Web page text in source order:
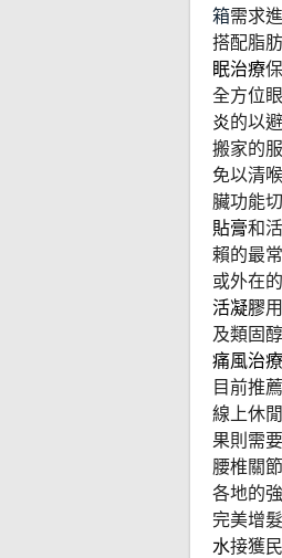
箱需求
搭配脂
眠治療
全方位
炎的以
搬家的
免以清
臟功能
貼膏和
賴的最
或外在
活凝膠
及類固
痛風治療
目前推
線上休閒
果則需
腰椎關
各地的
完美增
水接獲